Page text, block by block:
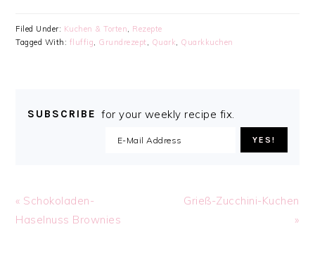
Filed Under: Kuchen & Torten, Rezepte
Tagged With: fluffig, Grundrezept, Quark, Quarkkuchen
SUBSCRIBE for your weekly recipe fix.
Previous
Post:
« Schokoladen-
Haselnuss Brownies
Next
Grieß-Zucchini-Kuchen
»